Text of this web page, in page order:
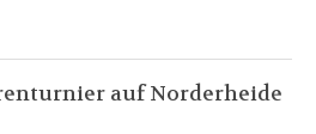
auf Norderheide